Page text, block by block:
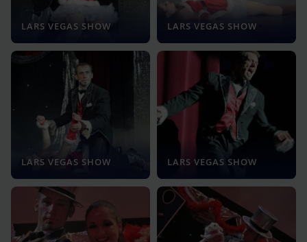
LARS VEGAS SHOW LARS VEGAS SHOW
LARS VEGAS SHOW LARS VEGAS SHOW